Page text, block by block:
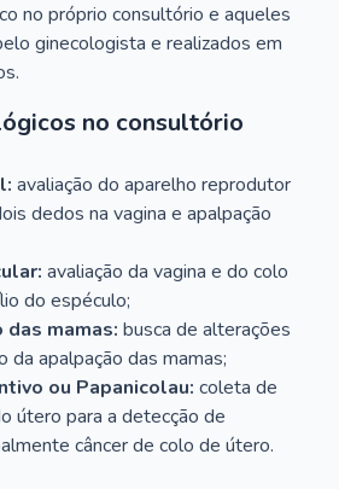
no próprio consultório e aqueles
ginecologista e realizados em
no consultório
avaliação do aparelho reprodutor
dedos na vagina e apalpação
avaliação da vagina e do colo
do espéculo;
das mamas: busca de alterações
da apalpação das mamas;
ou Papanicolau: coleta de
útero para a detecção de
câncer de colo de útero.